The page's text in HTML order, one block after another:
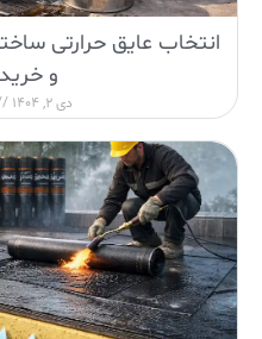
انتخاب عایق حرارتی
و
دی 2, 1404